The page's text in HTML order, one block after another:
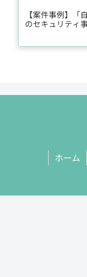
【案件事例】
のセキュリティ
ホーム